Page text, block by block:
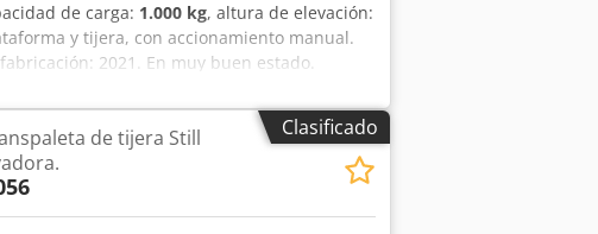
de carga: 1.000 kg, altura de elevación:
y tijera, con accionamiento manual.
2021. En muy buen estado.
Clasificado
de tijera Still